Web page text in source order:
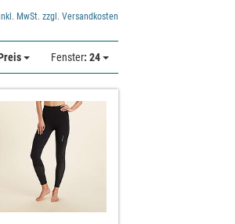
MwSt. zzgl. Versandkosten
Fenster: 24